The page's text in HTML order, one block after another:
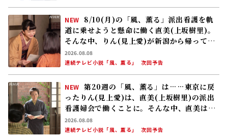
NEW
8/10(月)の「風、薫る」派出看護を軌
道に乗せようと懸命に働く直美(上坂樹里)。
そんな中、りん(見上愛)が新潟から帰ってく
る
2026.08.08
連続テレビ小説「風、薫る」
次回予告
NEW 第20週の「風、薫る」は……東京に戻
ったりん(見上愛)は、直美(上坂樹里)の派出
看護婦会で働くことに。そんな中、直美は自
分の理想とした無償の看護を始める
2026.08.08
連続テレビ小説「風、薫る」
次回予告